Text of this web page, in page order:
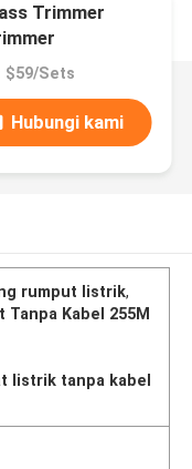
Trimmer
$59/Sets
Hubungi kami
rumput listrik,
Kabel 255M
listrik tanpa kabel